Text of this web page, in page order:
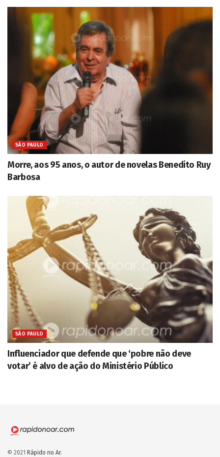
SÃO PAULO
Morre, aos 95 anos, o autor de novelas Benedito Ruy
Barbosa
SÃO PAULO
Influenciador que defende que ‘pobre não deve
votar’ é alvo de ação do Ministério Público
© 2021 Rápido no Ar.